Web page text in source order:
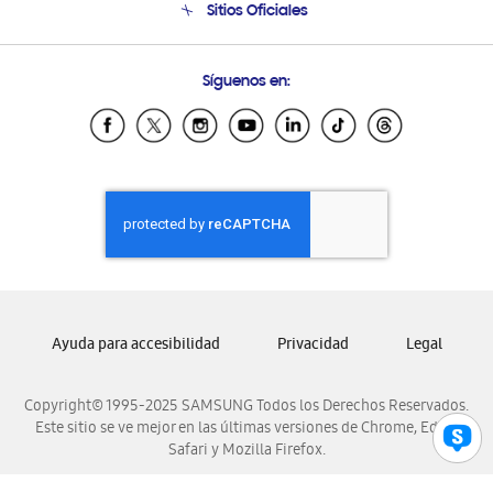
Condiciones de Compra
Soporte vía eMail
Sitios Oficiales
Samsung Ecuador
Samsung El Salvador
Samsung Honduras
Samsung Nicaragua
Samsung Panamá
Samsung Venezuela
Síguenos en:
Copyright© 1995-2025 SAMSUNG Todos los Derechos Reservados.
Este sitio se ve mejor en las últimas versiones de Chrome, Edge,
Safari y Mozilla Firefox.
Ayuda para accesibilidad Privacidad Legal